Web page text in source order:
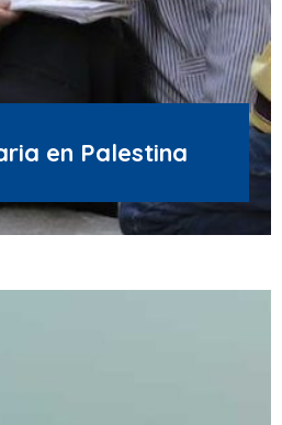
en Palestina